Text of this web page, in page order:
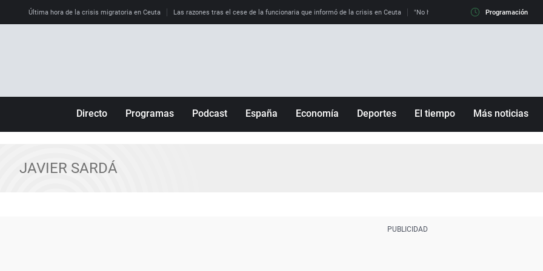
Última hora de la crisis migratoria en Ceuta Las razones tras el cese de la funcionaria que informó de la crisis en Ceuta "No hay mafias, que no nos engañen":
Programación
Directo Programas
Julia en la onda
Podcast España Economía Deportes El tiempo Más noticias
JAVIER SARDÁ